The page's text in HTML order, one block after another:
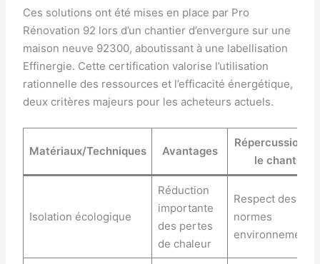
Ces solutions ont été mises en place par Pro
Rénovation 92 lors d’un chantier d’envergure sur une
maison neuve 92300, aboutissant à une labellisation
Effinergie. Cette certification valorise l’utilisation
rationnelle des ressources et l’efficacité énergétique,
deux critères majeurs pour les acheteurs actuels.
Matériaux/Techniques Avantages
Répercussions
le chantier
Isolation écologique
Réduction
importante
des pertes
de chaleur
Respect des
normes